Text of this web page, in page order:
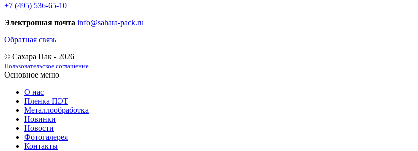
+7 (495) 536-65-10
Электронная почта info@sahara-pack.ru
Обратная связь
© Сахара Пак - 2026
Пользовательское соглашение
Основное меню
О нас
Пленка ПЭТ
Металлообработка
Новинки
Новости
Фотогалерея
Контакты